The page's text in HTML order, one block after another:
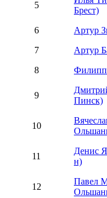
5
Брест)
6 Артур
7
Артур
8
9
Пинск)
10
11
Денис
н)
12
Павел